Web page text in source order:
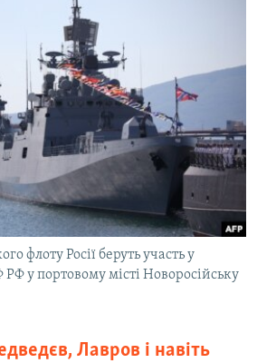
флоту Росії беруть участь у
у портовому місті Новоросійську
Лавров і навіть